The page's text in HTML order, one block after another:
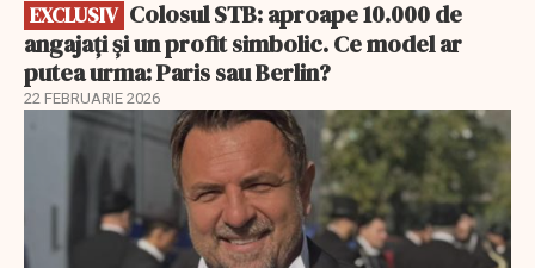
EXCLUSIV
angajați și un profit simbolic. Ce model ar
putea urma: Paris sau Berlin?
22 FEBRUARIE 2026
EXCLUSIV